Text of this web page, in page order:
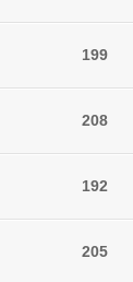
199
208
192
205